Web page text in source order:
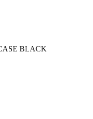
BLACK